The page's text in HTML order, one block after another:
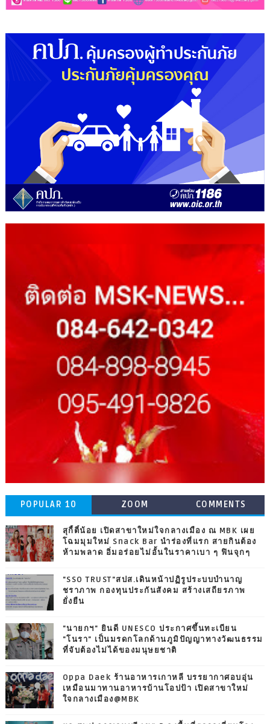
POPULAR 10 ZOOM COMMENTS
สุกี้ตี๋น้อย เปิดสาขาใหม่ใจกลางเมือง ณ MBK เผย
โฉมมุมใหม่ Snack Bar นำร่องที่แรก สายกินต้อง
ห้ามพลาด อิ่มอร่อยไม่อั้นในราคาเบา ๆ ฟินจุกๆ
"SSO TRUST"สปส.เดินหน้าปฏิรูประบบบำนาญ
ชราภาพ กองทุนประกันสังคม สร้างเสถียรภาพ
ยั่งยืน
"นายกฯ" ยินดี UNESCO ประกาศขึ้นทะเบียน
"โนรา" เป็นมรดกโลกด้านภูมิปัญญาทางวัฒนธรรม
ที่จับต้องไม่ได้ของมนุษยชาติ
Oppa Daek ร้านอาหารเกาหลี บรรยากาศอบอุ่น
เหมือนมาทานอาหารบ้านโอปป้า เปิดสาขาใหม่
ใจกลางเมือง@MBK